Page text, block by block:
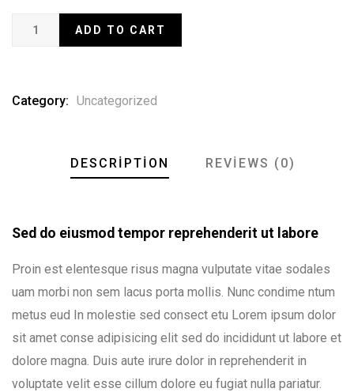
ADD TO CART
Category: Uncategorized
DESCRIPTION REVIEWS (0)
Sed do eiusmod tempor reprehenderit ut labore
Proin est elentesque risus magna vulputate vitae sodales
uam morbi non sem lacus porta mollis. Nunc condime ntum
metus eud In molestie sed consect etu Lorem ipsum dolor
sit amet conse adipisicing elit sed do incididunt ut labore et
dolore magna. Duis aute irure dolor in reprehenderit in
voluptate velit esse cillum dolore eu fugiat nulla pariatur.